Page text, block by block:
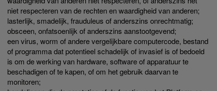
niet respecteren van de rechten en waardigheid van anderen;
lasterlijk, smadelijk, frauduleus of anderszins onrechtmatig;
obsceen, onfatsoenlijk of anderszins aanstootgevend;
een virus, worm of andere vergelijkbare computercode, bestand
of programma dat potentieel schadelijk of invasief is of bedoeld
is om de werking van hardware, software of apparatuur te
beschadigen of te kapen, of om het gebruik daarvan te
monitoren;